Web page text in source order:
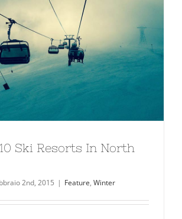
Ski Resorts In North
2nd, 2015 | Feature, Winter